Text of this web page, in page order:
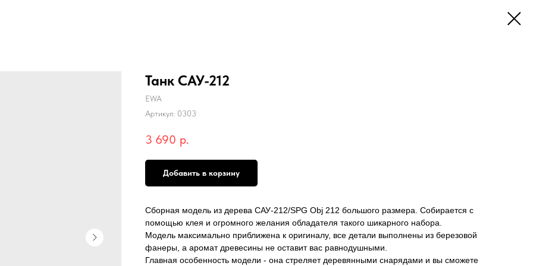
Танк САУ-212
EWA
Артикул: 0303
3 690 р.
Добавить в корзину
Сборная модель из дерева САУ-212/SPG Obj 212 большого размера. Собирается с
помощью клея и огромного желания обладателя такого шикарного набора.
Модель максимально приближена к оригиналу, все детали выполнены из березовой
фанеры, а аромат древесины не оставит вас равнодушными.
Главная особенность модели - она стреляет деревянными снарядами и вы сможете